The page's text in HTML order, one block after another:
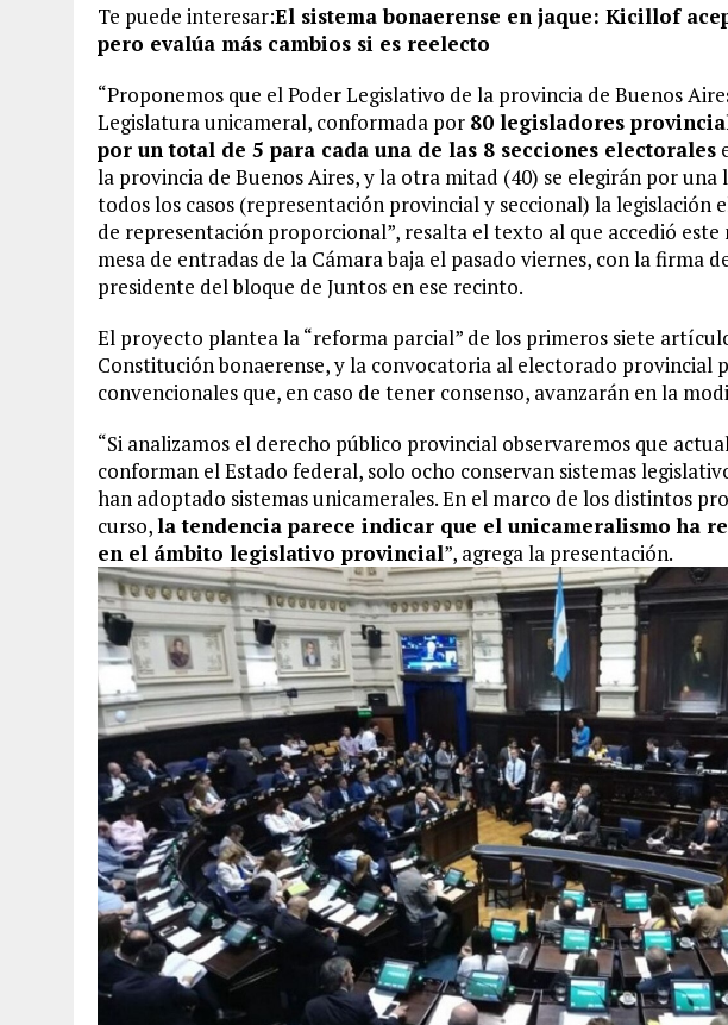
Te puede interesar:El sistema bonaerense en jaque: Kicillof
pero evalúa más cambios si es reelecto
“Proponemos que el Poder Legislativo de la provincia de Buenos
Legislatura unicameral, conformada por 80 legisladores
por un total de 5 para cada una de las 8 secciones electorales
la provincia de Buenos Aires, y la otra mitad (40) se elegirán por
todos los casos (representación provincial y seccional) la legislación
de representación proporcional”, resalta el texto al que accedió
mesa de entradas de la Cámara baja el pasado viernes, con la firma
presidente del bloque de Juntos en ese recinto.
El proyecto plantea la “reforma parcial” de los primeros siete
Constitución bonaerense, y la convocatoria al electorado provincial
convencionales que, en caso de tener consenso, avanzarán en la
“Si analizamos el derecho público provincial observaremos que
conforman el Estado federal, solo ocho conservan sistemas
han adoptado sistemas unicamerales. En el marco de los distintos
curso,la tendencia parece indicar que el unicameralismo ha
en el ámbito legislativo provincial”, agrega la presentación.